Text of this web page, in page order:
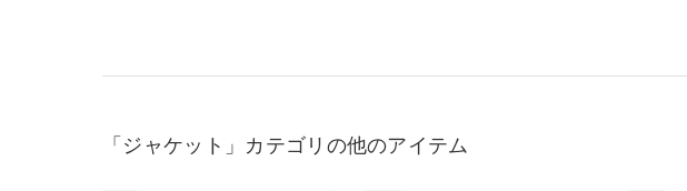
「ジャケット」カテゴリの他のアイテム